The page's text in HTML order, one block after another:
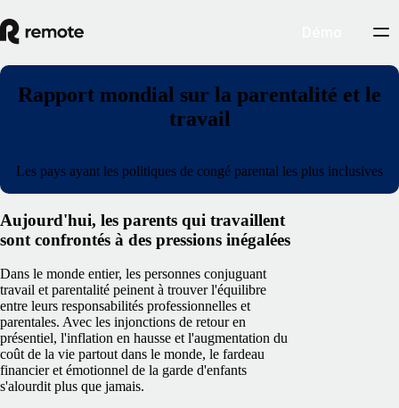
Rapport mondial sur la parentalité et le
travail
Les pays ayant les politiques de congé parental les plus inclusives
Aujourd'hui, les parents qui travaillent
sont confrontés à des pressions inégalées
Dans le monde entier, les personnes conjuguant
travail et parentalité peinent à trouver l'équilibre
entre leurs responsabilités professionnelles et
parentales. Avec les injonctions de retour en
présentiel, l'inflation en hausse et l'augmentation du
coût de la vie partout dans le monde, le fardeau
financier et émotionnel de la garde d'enfants
s'alourdit plus que jamais.